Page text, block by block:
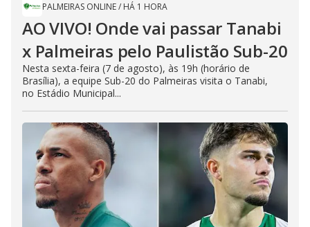
PALMEIRAS ONLINE/ HÁ 1 HORA
AO VIVO! Onde vai passar Tanabi
x Palmeiras pelo Paulistão Sub-20
Nesta sexta-feira (7 de agosto), às 19h (horário de
Brasília), a equipe Sub-20 do Palmeiras visita o Tanabi,
no Estádio Municipal...